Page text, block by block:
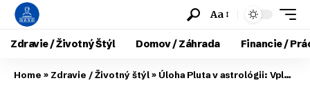
Aa
Zdravie / Životný Štýl Domov / Záhrada Financie /
Home » Zdravie / Životný štýl» Úloha Pluta v astrológii: Vplyv na osobnosť, transformáciu a životné zmeny